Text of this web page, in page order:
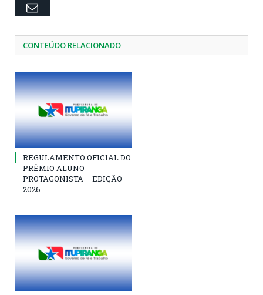
Email
CONTEÚDO RELACIONADO
REGULAMENTO OFICIAL DO
PRÊMIO ALUNO
PROTAGONISTA – EDIÇÃO
2026